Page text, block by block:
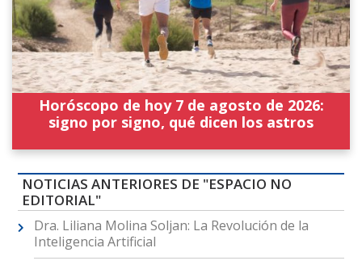
Horóscopo de hoy 7 de agosto de 2026:
signo por signo, qué dicen los astros
NOTICIAS ANTERIORES DE "ESPACIO NO
EDITORIAL"
Dra. Liliana Molina Soljan: La Revolución de la
Inteligencia Artificial